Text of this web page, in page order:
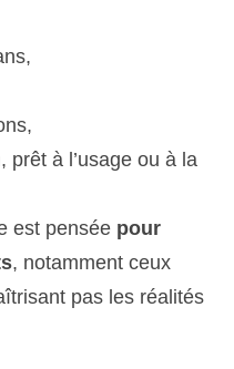
prêt à l’usage ou à la
est pensée pour
, notamment ceux
pas les réalités